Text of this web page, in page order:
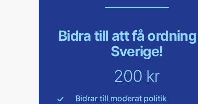
Bidra till att få
Sverige!
200 kr
Bidrar till moderat politik